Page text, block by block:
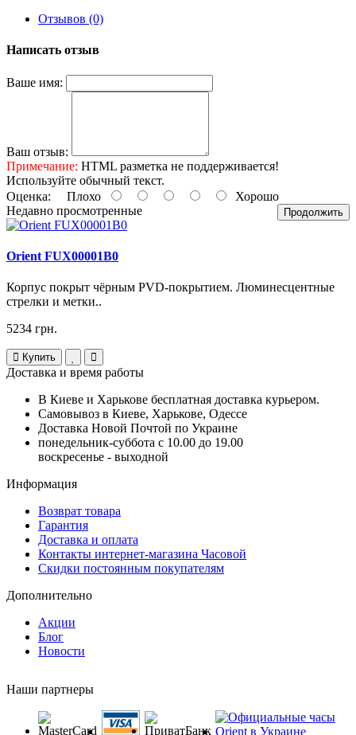
Отзывов (0)
Написать отзыв
Ваше имя:
Ваш отзыв:
Примечание: HTML разметка не поддерживается!
Используйте обычный текст.
Оценка: Плохо Хорошо
Продолжить
Недавно просмотренные
Orient FUX00001B0
Корпус покрыт чёрным PVD-покрытием. Люминесцентные
стрелки и метки..
5234 грн.
Купить
Доставка и время работы
В Киеве и Харькове бесплатная доставка курьером.
Самовывоз в Киеве, Харькове, Одессе
Доставка Новой Почтой по Украине
понедельник-суббота с 10.00 до 19.00
воскресенье - выходной
Информация
Возврат товара
Гарантия
Доставка и оплата
Контакты интернет-магазина Часовой
Скидки постоянным покупателям
Дополнительно
Акции
Блог
Новости
Наши партнеры